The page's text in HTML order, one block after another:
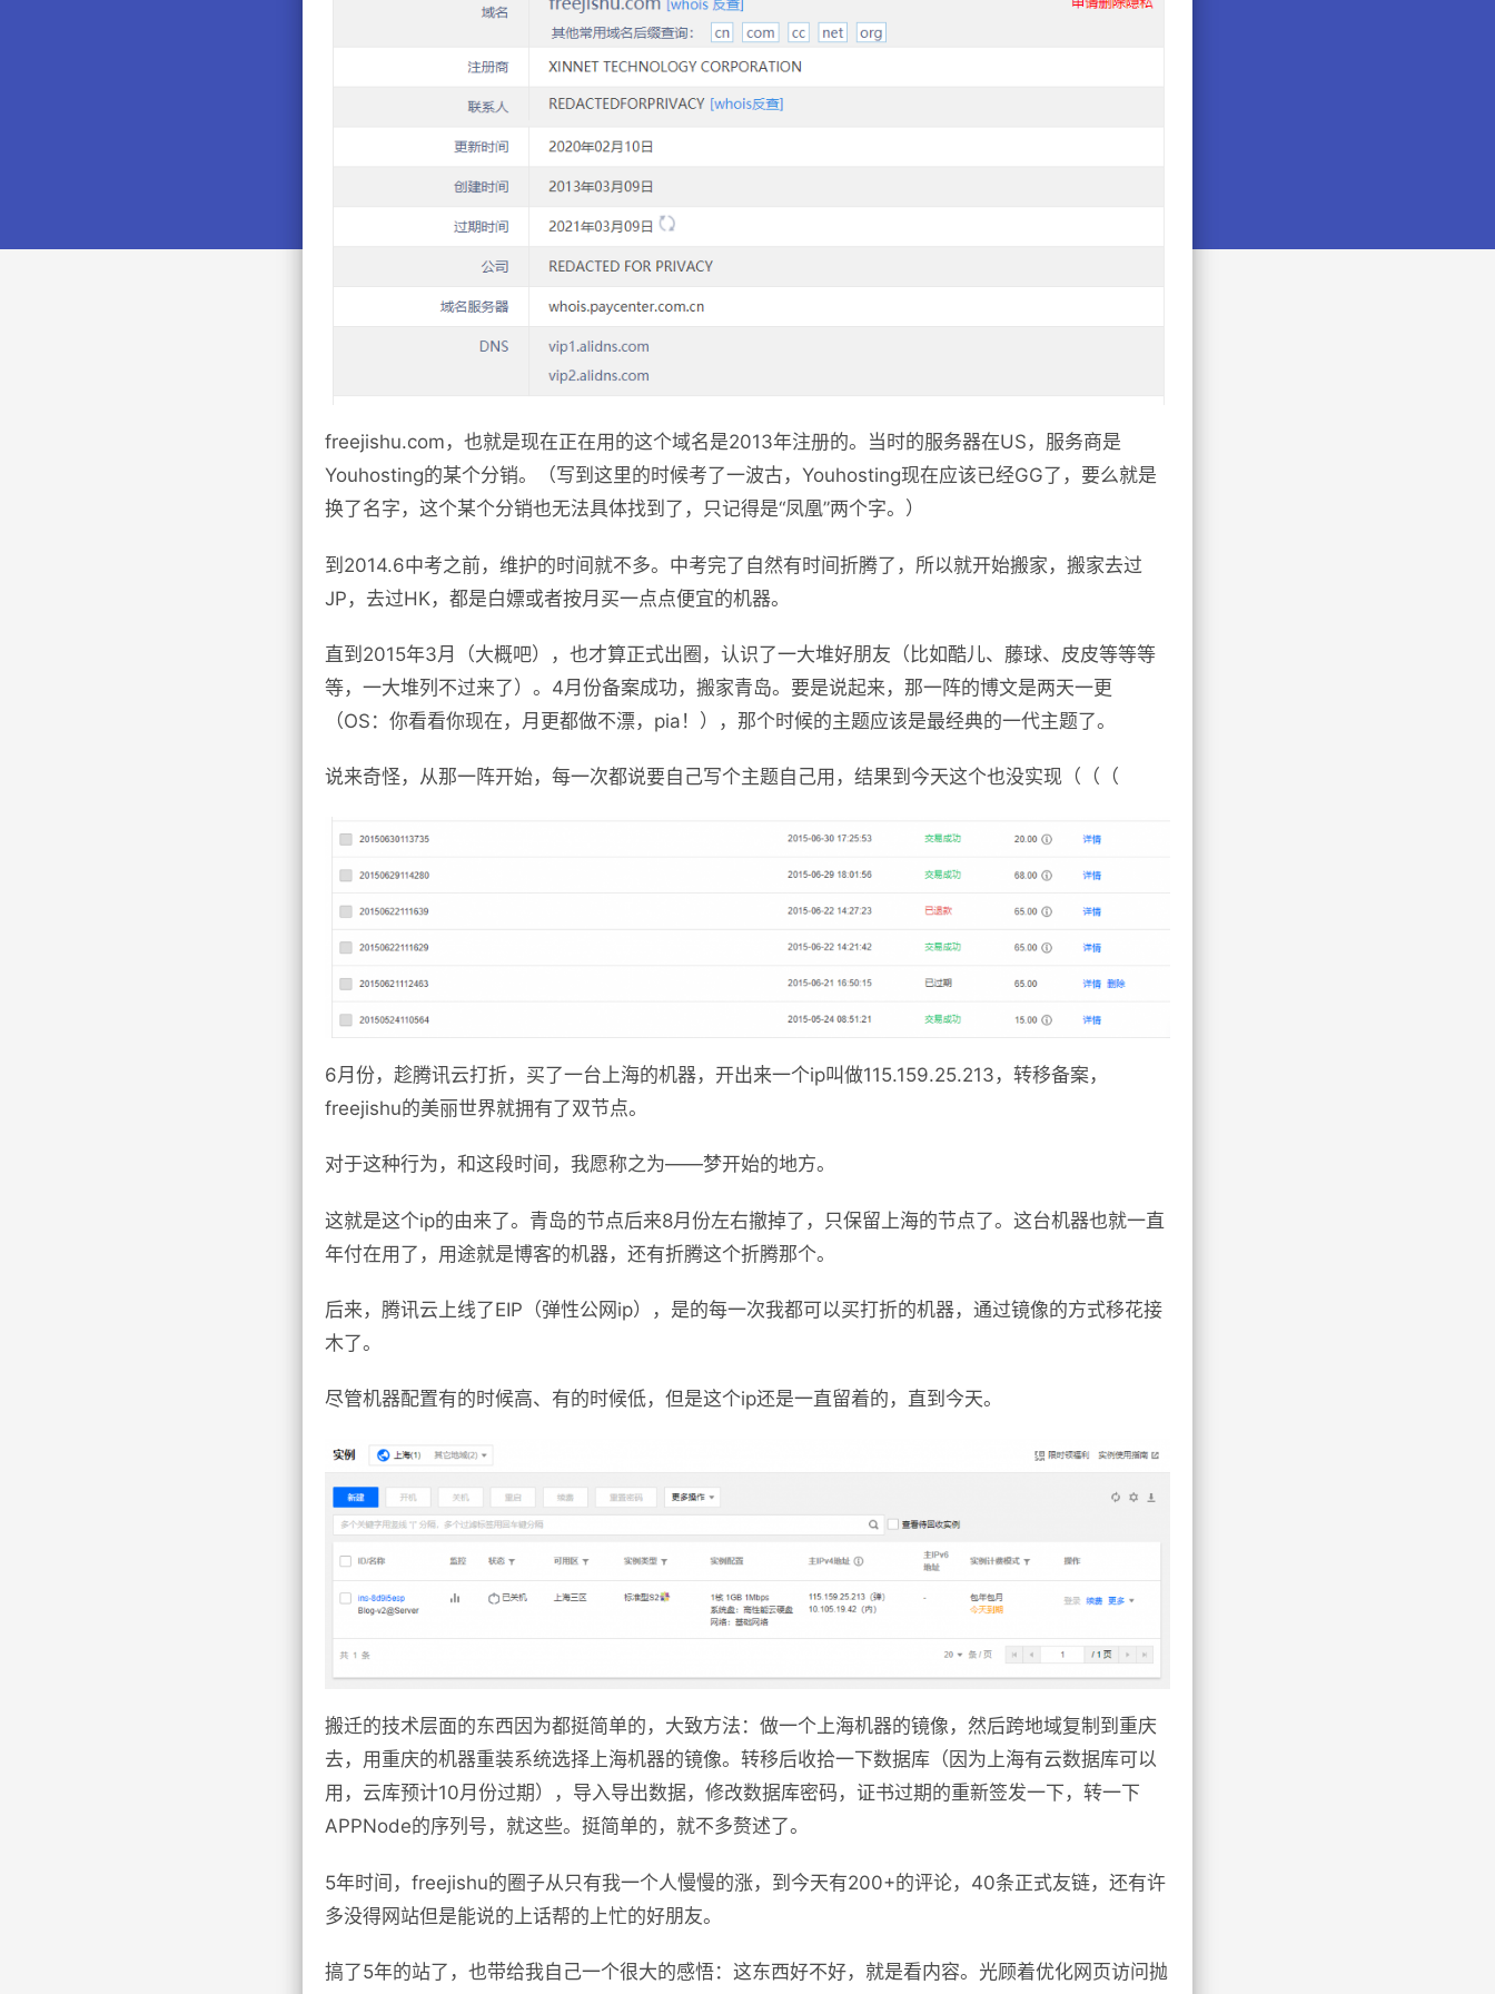
freejishu.com，也就是现在正在用的这个域名是2013年注册的。当时的服务器在US，服务商是
Youhosting的某个分销。（写到这里的时候考了一波古，Youhosting现在应该已经GG了，要么就是
换了名字，这个某个分销也无法具体找到了，只记得是“凤凰”两个字。）
到2014.6中考之前，维护的时间就不多。中考完了自然有时间折腾了，所以就开始搬家，搬家去过
JP，去过HK，都是白嫖或者按月买一点点便宜的机器。
直到2015年3月（大概吧），也才算正式出圈，认识了一大堆好朋友（比如酷儿、藤球、皮皮等等等
等，一大堆列不过来了）。4月份备案成功，搬家青岛。要是说起来，那一阵的博文是两天一更
（OS：你看看你现在，月更都做不漂，pia！），那个时候的主题应该是最经典的一代主题了。
说来奇怪，从那一阵开始，每一次都说要自己写个主题自己用，结果到今天这个也没实现（（（
6月份，趁腾讯云打折，买了一台上海的机器，开出来一个ip叫做115.159.25.213，转移备案，
freejishu的美丽世界就拥有了双节点。
对于这种行为，和这段时间，我愿称之为——梦开始的地方。
这就是这个ip的由来了。青岛的节点后来8月份左右撤掉了，只保留上海的节点了。这台机器也就一直
年付在用了，用途就是博客的机器，还有折腾这个折腾那个。
后来，腾讯云上线了EIP（弹性公网ip），是的每一次我都可以买打折的机器，通过镜像的方式移花接
木了。
尽管机器配置有的时候高、有的时候低，但是这个ip还是一直留着的，直到今天。
搬迁的技术层面的东西因为都挺简单的，大致方法：做一个上海机器的镜像，然后跨地域复制到重庆
去，用重庆的机器重装系统选择上海机器的镜像。转移后收拾一下数据库（因为上海有云数据库可以
用，云库预计10月份过期），导入导出数据，修改数据库密码，证书过期的重新签发一下，转一下
APPNode的序列号，就这些。挺简单的，就不多赘述了。
5年时间，freejishu的圈子从只有我一个人慢慢的涨，到今天有200+的评论，40条正式友链，还有许
多没得网站但是能说的上话帮的上忙的好朋友。
搞了5年的站了，也带给我自己一个很大的感悟：这东西好不好，就是看内容。光顾着优化网页访问抛